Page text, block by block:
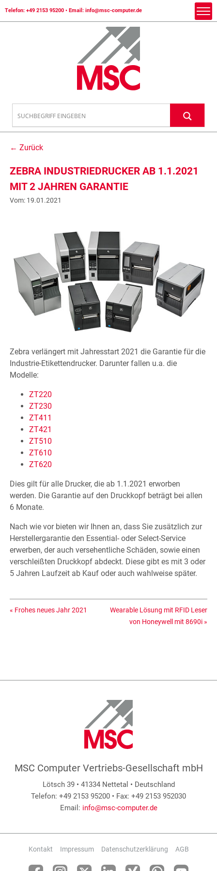
Telefon: +49 2153 95200 • Email: info@msc-computer.de
← Zurück
ZEBRA INDUSTRIEDRUCKER AB 1.1.2021
MIT 2 JAHREN GARANTIE
Vom: 19.01.2021
Zebra verlängert mit Jahresstart 2021 die Garantie für die
Industrie-Etikettendrucker. Darunter fallen u.a. die
Modelle:
ZT220
ZT230
ZT411
ZT421
ZT510
ZT610
ZT620
Dies gilt für alle Drucker, die ab 1.1.2021 erworben
werden. Die Garantie auf den Druckkopf beträgt bei allen
6 Monate.
Nach wie vor bieten wir Ihnen an, dass Sie zusätzlich zur
Herstellergarantie den Essential- oder Select-Service
erwerben, der auch versehentliche Schäden, sowie einen
verschleißten Druckkopf abdeckt. Diese gibt es mit 3 oder
5 Jahren Laufzeit ab Kauf oder auch wahlweise später.
« Frohes neues Jahr 2021
Wearable Lösung mit RFID Leser
von Honeywell mit 8690i »
MSC Computer Vertriebs-Gesellschaft mbH
Lötsch 39 • 41334 Nettetal • Deutschland
Telefon: +49 2153 95200 • Fax: +49 2153 952030
Email: info@msc-computer.de
Kontakt Impressum Datenschutzerklärung AGB